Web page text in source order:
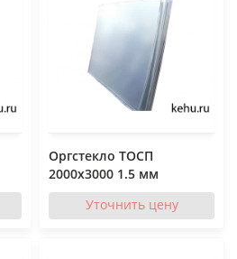
Оргстекло ТОСП
2000x3000 1.5 мм
Уточнить цену